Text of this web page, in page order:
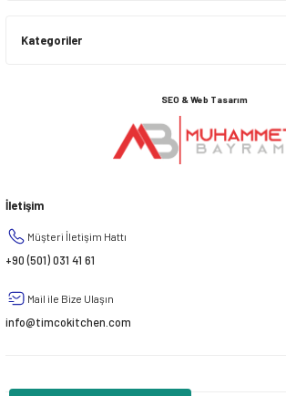
Kategoriler
SEO & Web Tasarım
İletişim
Müşteri İletişim Hattı
+90 (501) 031 41 61
Mail ile Bize Ulaşın
info@timcokitchen.com